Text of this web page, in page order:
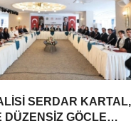
SERDAR KARTAL,
DÜZENSİZ GÖÇLE